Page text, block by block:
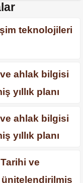
teknolojileri
ahlak bilgisi
yıllık planı
ahlak bilgisi
yıllık planı
Tarihi ve